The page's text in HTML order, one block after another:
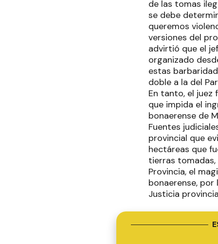
de las tomas
se debe
queremos
versiones del
advirtió que el
organizado
estas
doble a la del
En tanto, el juez
que impida el
bonaerense de
Fuentes
provincial que
hectáreas que
tierras tomadas,
Provincia, el
bonaerense,
Justicia